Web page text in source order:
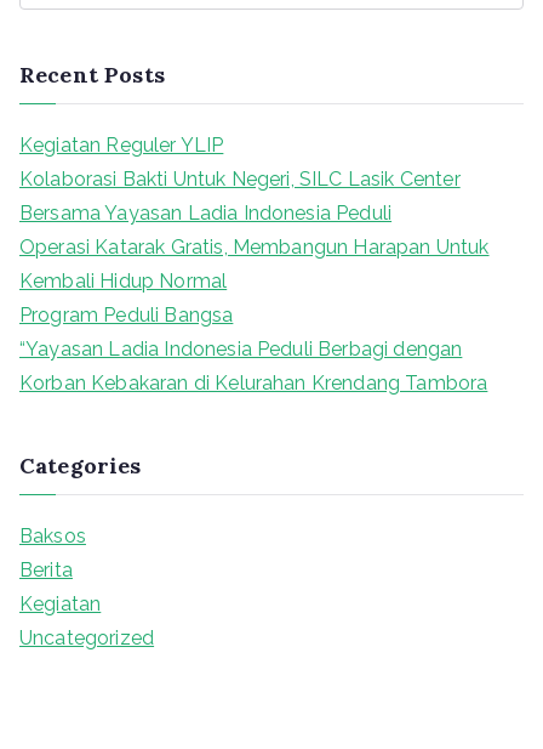
Recent Posts
Kegiatan Reguler YLIP
Kolaborasi Bakti Untuk Negeri, SILC Lasik Center
Bersama Yayasan Ladia Indonesia Peduli
Operasi Katarak Gratis, Membangun Harapan Untuk
Kembali Hidup Normal
Program Peduli Bangsa
“Yayasan Ladia Indonesia Peduli Berbagi dengan
Korban Kebakaran di Kelurahan Krendang Tambora
Categories
Baksos
Berita
Kegiatan
Uncategorized